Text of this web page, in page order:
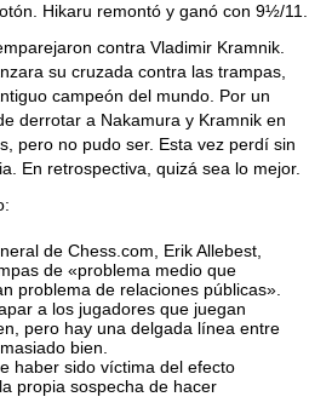
Hikaru remontó y ganó con 9½/11.
contra Vladimir Kramnik.
su cruzada contra las trampas,
campeón del mundo. Por un
derrotar a Nakamura y Kramnik en
pero no pudo ser. Esta vez perdí sin
En retrospectiva, quizá sea lo mejor.
de Chess.com, Erik Allebest,
de «problema medio que
problema de relaciones públicas».
a los jugadores que juegan
pero hay una delgada línea entre
bien.
haber sido víctima del efecto
propia sospecha de hacer